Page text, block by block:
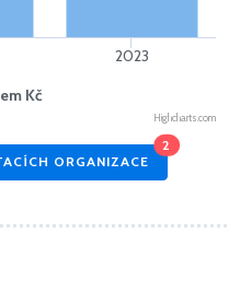
Kč
2023
Highcharts.com
ORGANIZACE
2